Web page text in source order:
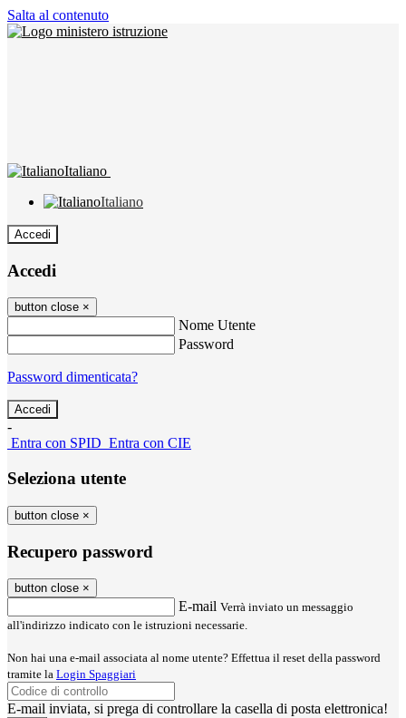
Salta al contenuto
Italiano
Italiano
Accedi
Accedi
button close ×
Nome Utente
Password
Password dimenticata?
-
Entra con SPID Entra con CIE
Seleziona utente
button close ×
Recupero password
button close ×
E-mail Verrà inviato un messaggio
all'indirizzo indicato con le istruzioni necessarie.
Non hai una e-mail associata al nome utente? Effettua il reset della password
tramite la Login Spaggiari
E-mail inviata, si prega di controllare la casella di posta elettronica!